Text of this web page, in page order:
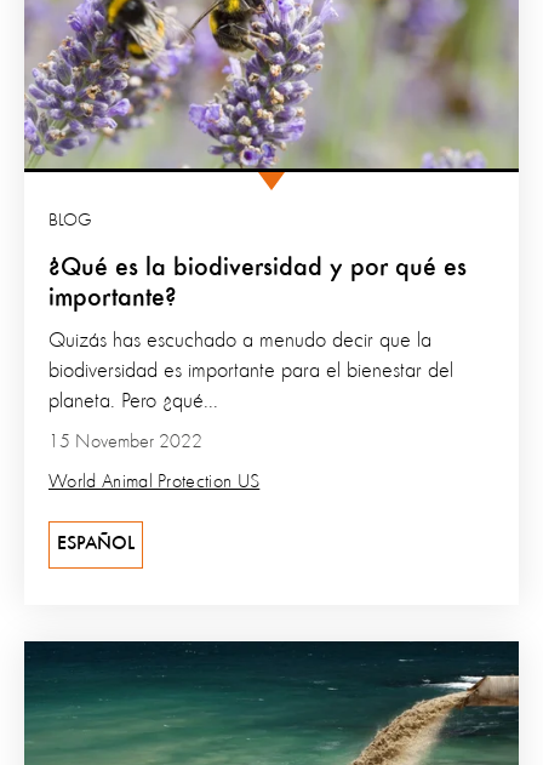
¿Qué es la biodiversidad y por qué es
importante?
BLOG
15 November 2022
World Animal Protection US
Quizás has escuchado a menudo decir que la
biodiversidad es importante para el bienestar del
planeta. Pero ¿qué...
ESPAÑOL